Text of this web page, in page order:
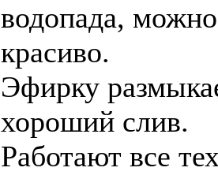
водопада,
красиво.
Эфирку
хороший слив.
Работают все